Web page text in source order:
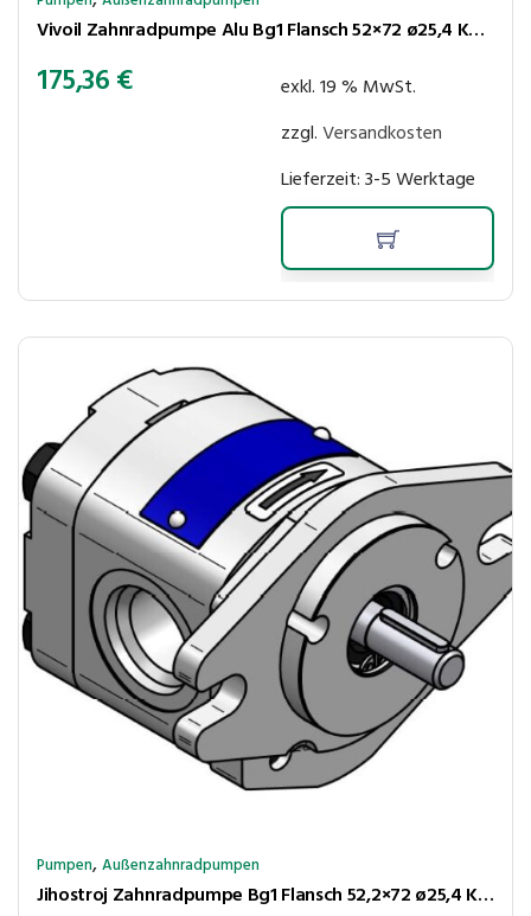
Vivoil Zahnradpumpe Alu Bg1 Flansch 52×72 ø25,4 Kegel 1:8 2,6 cm³/U; 250bar; rechtsl; IN G3/8″ OUT G3/8″
175,36€
exkl. 19 % MwSt.
zzgl.Versandkosten
Lieferzeit:3-5 Werktage
Pumpen,Außenzahnradpumpen
Jihostroj Zahnradpumpe Bg1 Flansch 52,2×72 ø25,4 Kegel 1:8 6,2cm³/U 180bar rechtsl Anschl LK30-30